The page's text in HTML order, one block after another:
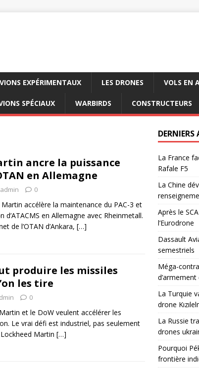
EXPÉRIMENTAUX LES DRONES VOLS EN
SPÉCIAUX WARBIRDS CONSTRUCTEURS
ancre la puissance
en Allemagne
admin 0
accélère la maintenance du PAC-3 et
d’ATACMS en Allemagne avec Rheinmetall.
de l’OTAN d’Ankara, […]
produire les missiles
les tire
0
et le DoW veulent accélérer les
Le vrai défi est industriel, pas seulement
Martin […]
DERNIERS
La France
Rafale F5
La Chine
Après le
l’Eurodrone
Dassault
semestriels
Méga-
La Turquie
drone
La Russie
drones
Pourquoi
frontière